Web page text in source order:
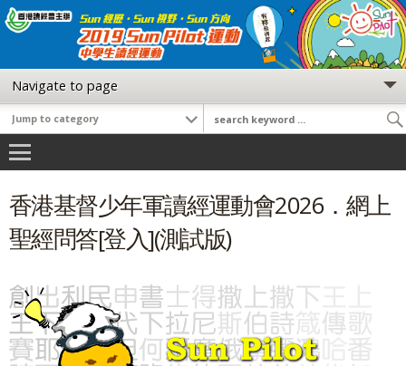
香港基督少年軍讀經運動會2026．網上
聖經問答[登入](測試版)